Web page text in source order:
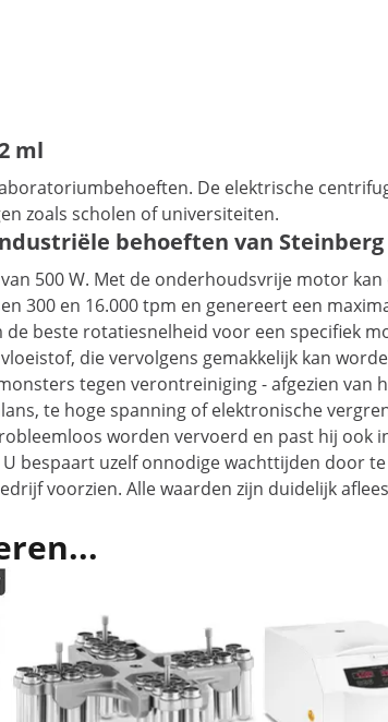
ml
De elektrische
zoals scholen of universiteiten.
behoeften van Steinberg
500 W. Met de onderhoudsvrije motor
en 16.000 tpm en genereert een
beste rotatiesnelheid voor een specifiek
die vervolgens gemakkelijk kan
tegen verontreiniging - afgezien van
te hoge spanning of elektronische
worden vervoerd en past hij
bespaart uzelf onnodige wachttijden door
voorzien. Alle waarden zijn duidelijk